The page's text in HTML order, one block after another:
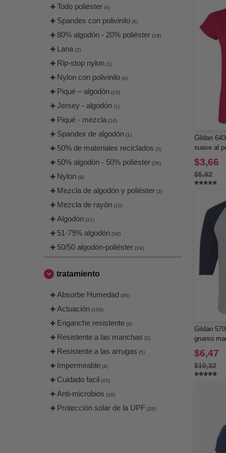
Jaanuu (19)
Jerzees (43)
Kastlfel (4)
Kati (12)
Kishigo (22)
LAT (32)
LEGACY (19)
LOCALE (3)
Lane Seven (16)
Liberty Bags (73)
Los Angeles Apparel (9)
MERET (23)
ML Kishigo
MV Sport (12)
Nautica (28)
Next Level
Nomadix (5)
North End (18)
North End Sport Red
Outdoor Cap
Rabbit Skins
Russell Athletic
Todo poliéster (4)
Spandex con polivinilo (6)
80% algodón - 20% poliéster (19)
Lana (2)
Rip-stop nylon (1)
Nylon con polivinilo (4)
Piqué – algodón (10)
Jersey - algodón (1)
Piqué - mezcla (14)
Spandex de algodón (1)
50% de materiales reciclados (3)
50% algodón - 50% poliéster (28)
Nylon (9)
Mezcla de algodón y poliéster (3)
Mezcla de rayón (10)
Algodón (31)
51-79% algodón (58)
50/50 algodón-poliéster (19)
tratamiento
Absorbe Humedad (95)
Actuación (109)
Enganche resistente (9)
Resistente a las manchas (2)
Resistente a las arrugas (5)
Impermeable (4)
Cuidado facil (43)
Anti-microbios (16)
Protección solar de la UPF (28)
Gildan
suave al
$3,66
$5,92
Gildan
grueso
$6,47
$10,32